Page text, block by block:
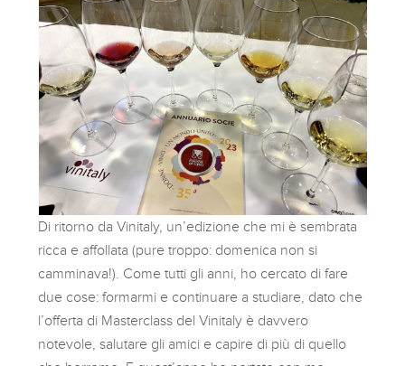
Di ritorno da Vinitaly, un’edizione che mi è sembrata
ricca e affollata (pure troppo: domenica non si
camminava!). Come tutti gli anni, ho cercato di fare
due cose: formarmi e continuare a studiare, dato che
l’offerta di Masterclass del Vinitaly è davvero
notevole, salutare gli amici e capire di più di quello